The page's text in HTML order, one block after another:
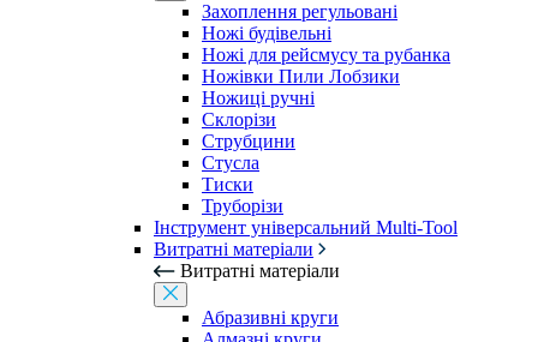
Захоплення регульовані
Ножі будівельні
Ножі для рейсмусу та рубанка
Ножівки Пили Лобзики
Ножиці ручні
Склорізи
Струбцини
Стусла
Тиски
Труборізи
Інструмент універсальний Multi-Tool
Витратні матеріали
Витратні матеріали
Абразивні круги